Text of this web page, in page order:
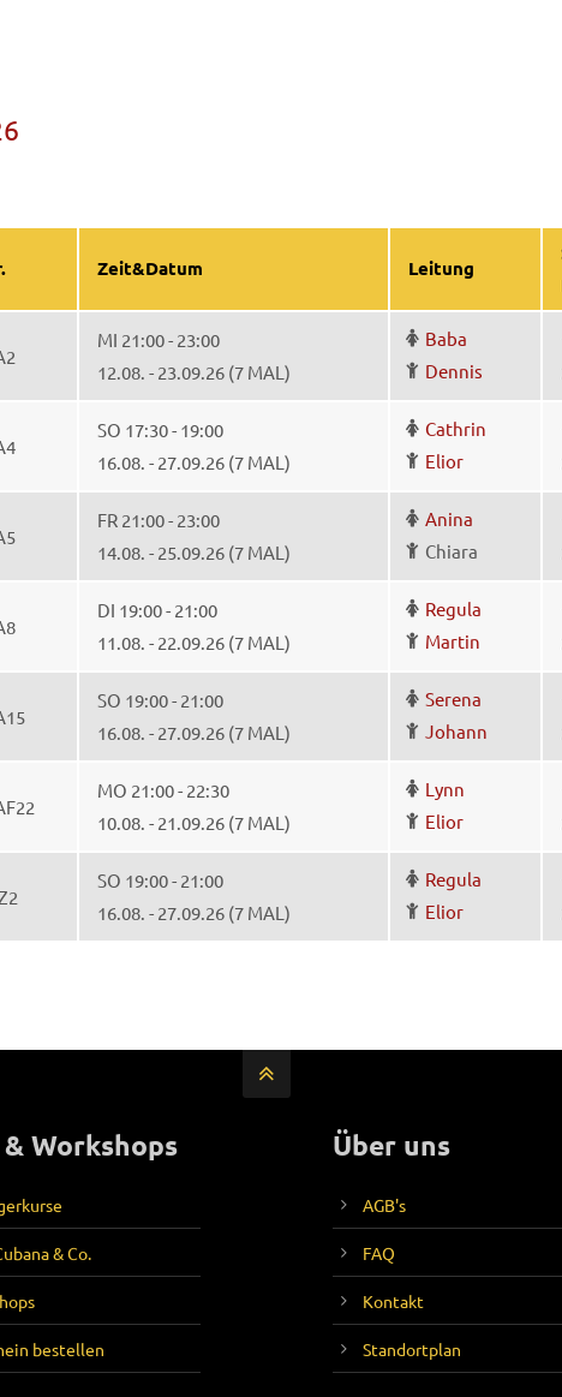
Zeit&Datum Leitung
MI 21:00 - 23:00
12.08. - 23.09.26 (7 MAL)
Baba
Dennis
SO 17:30 - 19:00
16.08. - 27.09.26 (7 MAL)
Cathrin
Elior
FR 21:00 - 23:00
14.08. - 25.09.26 (7 MAL)
Anina
Chiara
DI 19:00 - 21:00
11.08. - 22.09.26 (7 MAL)
Regula
Martin
SO 19:00 - 21:00
16.08. - 27.09.26 (7 MAL)
Serena
Johann
MO 21:00 - 22:30
10.08. - 21.09.26 (7 MAL)
Lynn
Elior
SO 19:00 - 21:00
16.08. - 27.09.26 (7 MAL)
Regula
Elior
Workshops
& Co.
bestellen
Über uns
AGB's
FAQ
Kontakt
Standortplan